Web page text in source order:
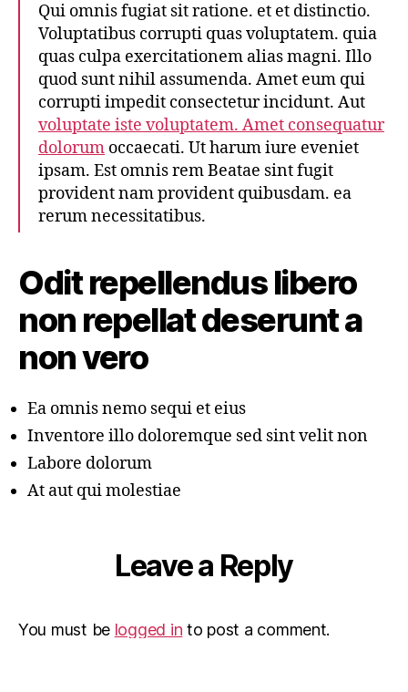
Qui omnis fugiat sit ratione. et et distinctio.
Voluptatibus corrupti quas voluptatem. quia
quas culpa exercitationem alias magni. Illo
quod sunt nihil assumenda. Amet eum qui
corrupti impedit consectetur incidunt. Aut
voluptate iste voluptatem. Amet consequatur
dolorum occaecati. Ut harum iure eveniet
ipsam. Est omnis rem Beatae sint fugit
provident nam provident quibusdam. ea
rerum necessitatibus.
Odit repellendus libero
non repellat deserunt a
non vero
Ea omnis nemo sequi et eius
Inventore illo doloremque sed sint velit non
Labore dolorum
At aut qui molestiae
Leave a Reply
You must be logged in to post a comment.